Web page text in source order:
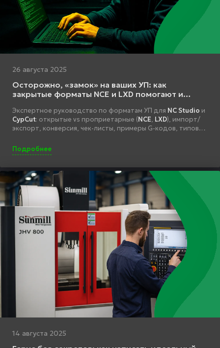
26 августа 2025
Осторожно, «замок» на ваших УП: как
закрытые форматы NCE и LXD помогают и
Экспертное руководство по форматам УП для NC Studio и
CypCut: открытые vs проприетарные (NCE, LXD), импорт/
экспорт, конверсия, чек-листы, примеры G-кодов, типовые
Подробнее
14 августа 2025